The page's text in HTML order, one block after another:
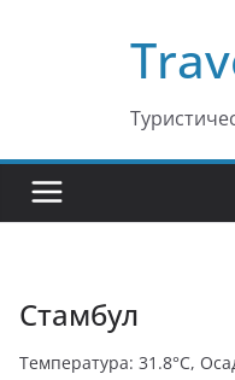
Стамбул
Температура: 31.8°C,